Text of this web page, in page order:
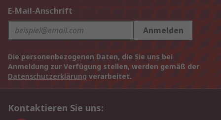
E-Mail-Anschrift
Anmelden
Die personenbezogenen Daten, die Sie uns bei
Anmeldung zur Verfügung stellen, werden gemäß der
Datenschutzerklärung verarbeitet.
Kontaktieren Sie uns: